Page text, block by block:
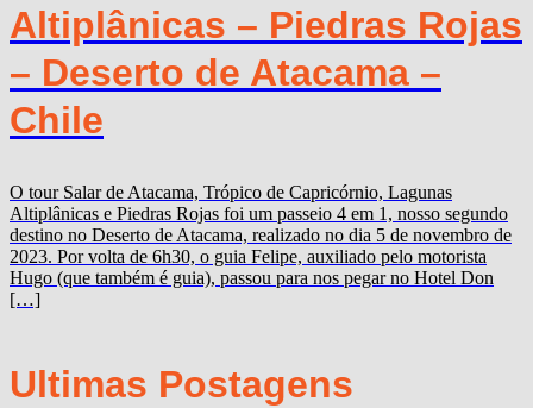
Altiplânicas – Piedras Rojas
– Deserto de Atacama –
Chile
O tour Salar de Atacama, Trópico de Capricórnio, Lagunas
Altiplânicas e Piedras Rojas foi um passeio 4 em 1, nosso segundo
destino no Deserto de Atacama, realizado no dia 5 de novembro de
2023. Por volta de 6h30, o guia Felipe, auxiliado pelo motorista
Hugo (que também é guia), passou para nos pegar no Hotel Don
[…]
Ultimas Postagens